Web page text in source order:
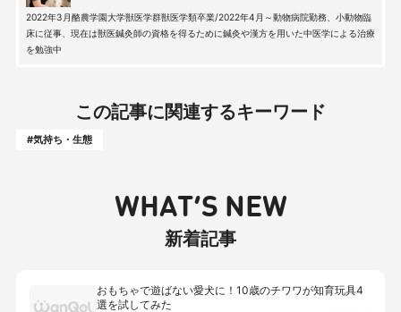
2022年3月酪農学園大学獣医学群獣医学類卒業/2022年4月～動物病院勤務、小動物臨
床に従事、現在は獣医鍼灸師の資格を得るために鍼灸や漢方を用いた中医学による治療
を勉強中
この記事に関連するキーワード
#気持ち・生態
WHAT’S NEW
新着記事
おもちゃで遊ばない愛犬に！10歳のチワワが知育玩具4
選を試してみた